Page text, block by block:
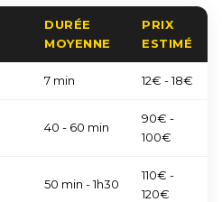
DURÉE
MOYENNE
PRIX
ESTIMÉ
7 min 12€ - 18€
40 - 60 min
90€ -
100€
50 min - 1h30
110€ -
120€